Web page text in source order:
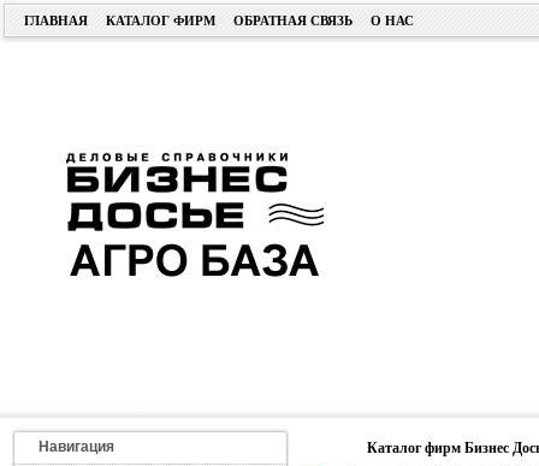
ГЛАВНАЯ КАТАЛОГ ФИРМ ОБРАТНАЯ СВЯЗЬ О НАС
Навигация
Каталог фирм Бизнес